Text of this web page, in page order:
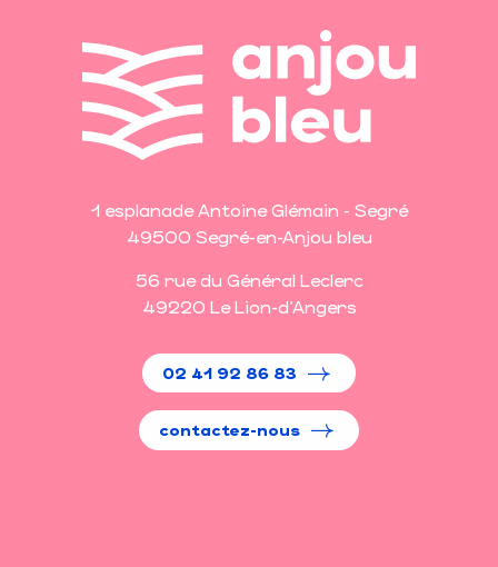
1 esplanade Antoine Glémain - Segré
49500 Segré-en-Anjou bleu
56 rue du Général Leclerc
49220 Le Lion-d'Angers
02 41 92 86 83
contactez-nous